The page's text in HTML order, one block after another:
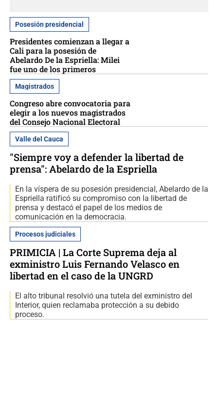
Posesión presidencial
Presidentes comienzan a llegar a
Cali para la posesión de
Abelardo De la Espriella: Milei
fue uno de los primeros
Magistrados
Congreso abre convocatoria para
elegir a los nuevos magistrados
del Consejo Nacional Electoral
Valle del Cauca
"Siempre voy a defender la libertad de
prensa": Abelardo de la Espriella
En la víspera de su posesión presidencial, Abelardo de la
Espriella ratificó su compromiso con la libertad de
prensa y destacó el papel de los medios de
comunicación en la democracia.
Procesos judiciales
PRIMICIA | La Corte Suprema deja al
exministro Luis Fernando Velasco en
libertad en el caso de la UNGRD
El alto tribunal resolvió una tutela del exministro del
Interior, quien reclamaba protección a su debido
proceso.